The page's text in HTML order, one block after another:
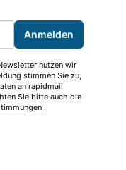
Anmelden
nutzen wir
stimmen Sie zu,
an rapidmail
Sie bitte auch die
.